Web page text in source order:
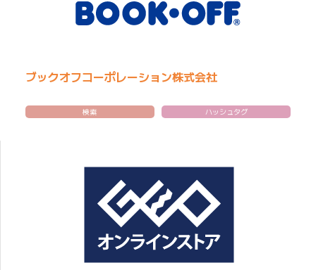
ブックオフコーポレーション株式会社
検索 ハッシュタグ